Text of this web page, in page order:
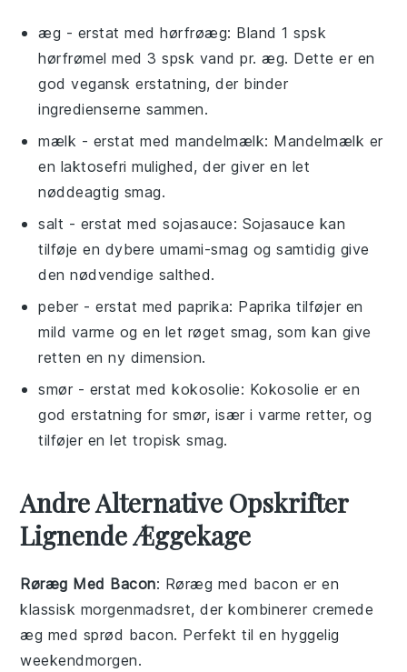
æg - erstat medhørfrøæg: Bland 1 spsk
hørfrømel med 3 spsk vand pr. æg. Dette er en
god vegansk erstatning, der binder
ingredienserne sammen.
mælk - erstat medmandelmælk: Mandelmælk er
en laktosefri mulighed, der giver en let
nøddeagtig smag.
salt - erstat medsojasauce: Sojasauce kan
tilføje en dybere umami-smag og samtidig give
den nødvendige salthed.
peber - erstat med paprika: Paprika tilføjer en
mild varme og en let røget smag, som kan give
retten en ny dimension.
smør - erstat medkokosolie: Kokosolie er en
god erstatning for smør, især i varme retter, og
tilføjer en let tropisk smag.
Andre Alternative Opskrifter
Lignende Æggekage
Røræg Med Bacon: Røræg med bacon er en
klassisk morgenmadsret, der kombinerer cremede
æg med sprød bacon. Perfekt til en hyggelig
weekendmorgen.